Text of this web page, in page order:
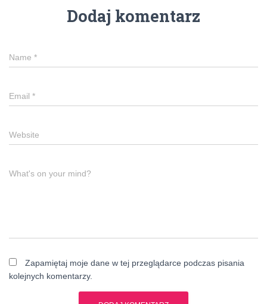
Dodaj komentarz
Name *
Email *
Website
What's on your mind?
Zapamiętaj moje dane w tej przeglądarce podczas pisania
kolejnych komentarzy.